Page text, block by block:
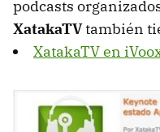
podcasts
XatakaTVtambién
XatakaTV en